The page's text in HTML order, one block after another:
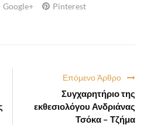
Google+
Pinterest
Επόμενο Άρθρο
Συγχαρητήριο της
εκθεσιολόγου Ανδριάνας
Τσόκα – Τζήμα